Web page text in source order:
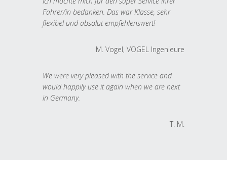
Fahrer/in bedanken. Das war Klasse, sehr
flexibel und absolut empfehlenswert!
M. Vogel, VOGEL Ingenieure
We were very pleased with the service and
would happily use it again when we are next
in Germany.
T. M.